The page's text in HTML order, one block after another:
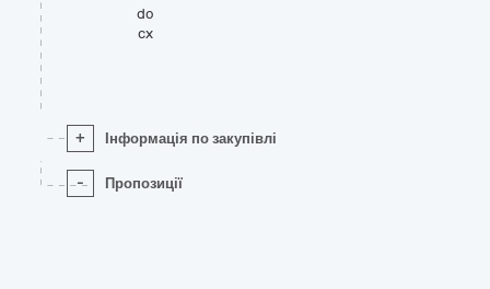
do
cx
+ Інформація по закупівлі
- Пропозиції